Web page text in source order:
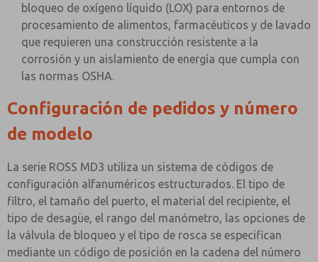
bloqueo de oxígeno líquido (LOX) para entornos de
procesamiento de alimentos, farmacéuticos y de lavado
que requieren una construcción resistente a la
corrosión y un aislamiento de energía que cumpla con
las normas OSHA.
Configuración de pedidos y número
de modelo
La serie ROSS MD3 utiliza un sistema de códigos de
configuración alfanuméricos estructurados. El tipo de
filtro, el tamaño del puerto, el material del recipiente, el
tipo de desagüe, el rango del manómetro, las opciones de
la válvula de bloqueo y el tipo de rosca se especifican
mediante un código de posición en la cadena del número